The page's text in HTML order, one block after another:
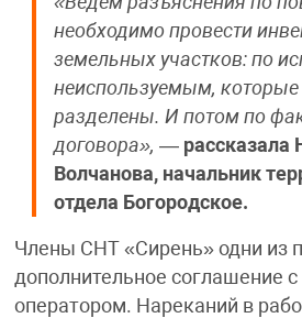
необходимо провести
земельных участков: по
неиспользуемым,
разделены. И потом по
договора», — рассказала
Волчанова, начальник
отдела Богородское.
Члены СНТ «Сирень» одни из
дополнительное соглашение
оператором. Нареканий в